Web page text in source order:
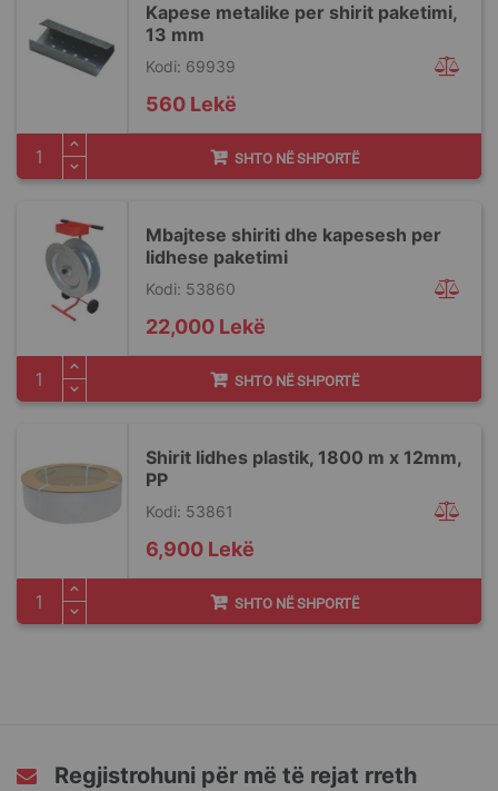
Kapese metalike per shirit paketimi,
13 mm
Kodi: 69939
560 Lekë
SHTO NË SHPORTË
Mbajtese shiriti dhe kapesesh per
lidhese paketimi
Kodi: 53860
22,000 Lekë
SHTO NË SHPORTË
Shirit lidhes plastik, 1800 m x 12mm,
PP
Kodi: 53861
6,900 Lekë
SHTO NË SHPORTË
Regjistrohuni për më të rejat rreth